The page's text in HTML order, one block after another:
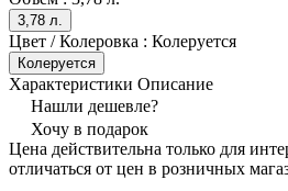
3,78 л.
Цвет / Колеровка : Колеруется
Колеруется
Характеристики Описание
Нашли дешевле?
Хочу в подарок
Цена действительна только для
отличаться от цен в розничных